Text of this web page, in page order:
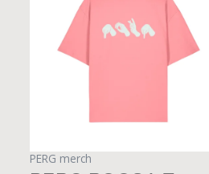
PERG merch
mitu